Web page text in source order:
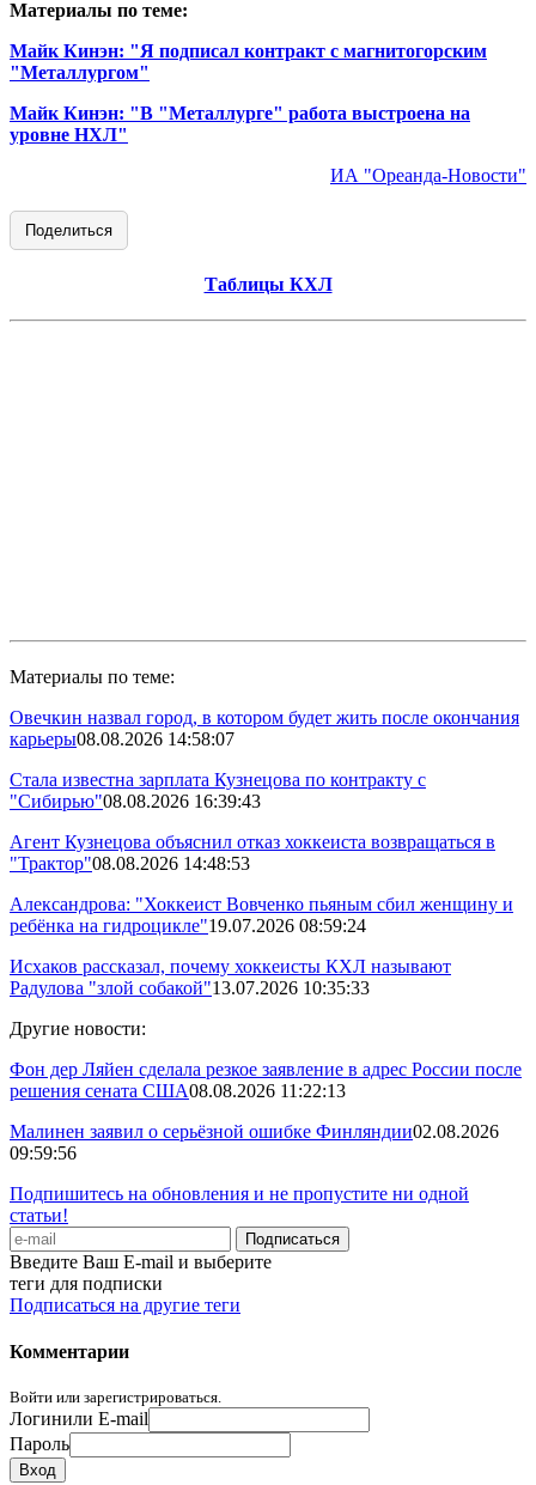
Материалы по теме:
Майк Кинэн: "Я подписал контракт с магнитогорским
"Металлургом"
Майк Кинэн: "В "Металлурге" работа выстроена на
уровне НХЛ"
ИА "Ореанда-Новости"
Поделиться
Таблицы КХЛ
Материалы по теме:
Овечкин назвал город, в котором будет жить после окончания
карьеры08.08.2026 14:58:07
Стала известна зарплата Кузнецова по контракту с
"Сибирью"08.08.2026 16:39:43
Агент Кузнецова объяснил отказ хоккеиста возвращаться в
"Трактор"08.08.2026 14:48:53
Александрова: "Хоккеист Вовченко пьяным сбил женщину и
ребёнка на гидроцикле"19.07.2026 08:59:24
Исхаков рассказал, почему хоккеисты КХЛ называют
Радулова "злой собакой"13.07.2026 10:35:33
Другие новости:
Фон дер Ляйен сделала резкое заявление в адрес России после
решения сената США08.08.2026 11:22:13
Малинен заявил о серьёзной ошибке Финляндии02.08.2026
09:59:56
Подпишитесь на обновления и не пропустите ни одной
статьи!
Введите Ваш E-mail и выберите
теги для подписки
Подписаться на другие теги
Комментарии
Войти или зарегистрироваться.
Логинили E-mail
Пароль